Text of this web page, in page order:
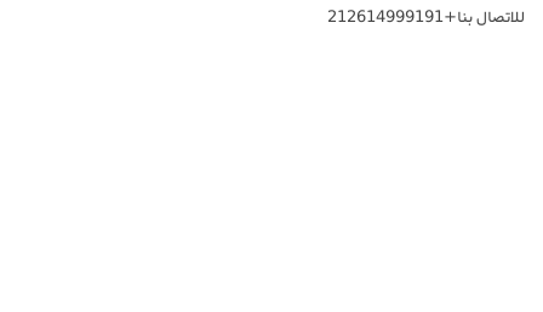
للاتصال بنا+212614999191